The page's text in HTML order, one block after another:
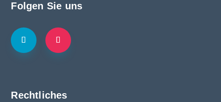
Folgen Sie uns
Rechtliches